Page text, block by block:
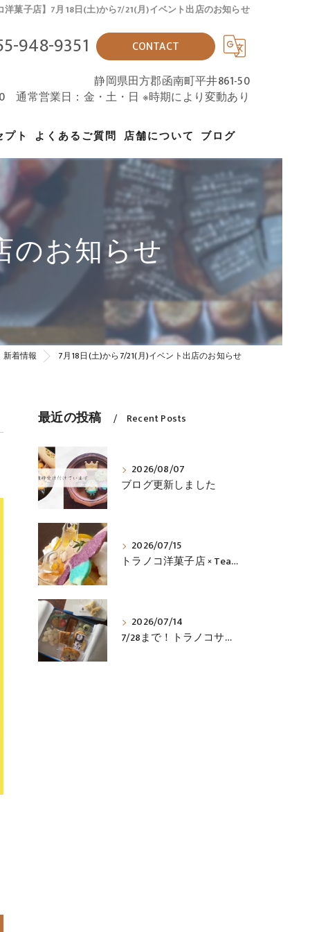
洋菓子店】7月18日(土)から7/21(月)イベント出店のお知らせ
948-9351
CONTACT
静岡県田方郡函南町平井861-50
通常営業日：金・土・日 ※時期により変動あり
プト よくあるご質問 店舗について ブログ
のお知らせ
新着情報 7月18日(土)から7/21(月)イベント出店のお知らせ
最近の投稿 Recent Posts
2026/08/07
ブログ更新しました
2026/07/15
トラノコ洋菓子店 × Tea_wa コラボ企画
2026/07/14
7/28まで！トラノコサマーギフト販売中